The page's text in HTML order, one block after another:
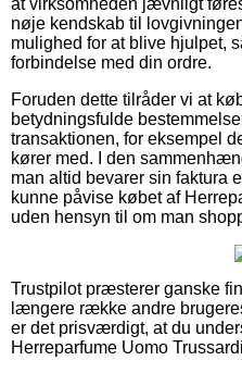
nøje kendskab til
mulighed for at blive hjulpet,
forbindelse med din ordre.
Foruden dette tilråder vi at
betydningsfulde
transaktionen, for eksempel
kører med. I den
man altid bevarer sin faktura
kunne påvise købet af
uden hensyn til om man
Trustpilot præsterer ganske
længere række andre
er det prisværdigt, at du
Herreparfume Uomo